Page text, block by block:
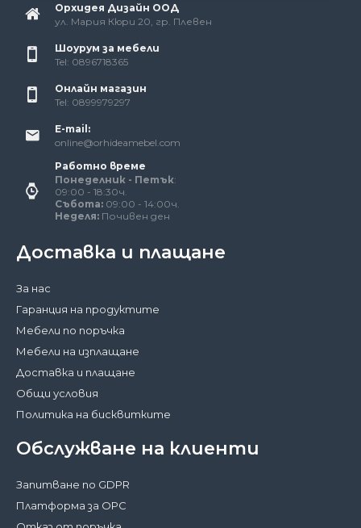
Орхидея Дизайн ООД
ул. Мария Кюри 20, гр. Плевен
Шоурум за мебели
Tel: 0896718365
Онлайн магазин
Tel: 0899979297
E-mail:
online@orhideamebel.com
Работно време
Понеделник - Петък:
09:00 - 18:30ч.
Събота: 09:00 - 14:00ч.
Неделя: Почивен ден
Доставка и плащане
За нас
Гаранция на продуктите
Мебели по поръчка
Мебели на изплащане
Доставка и плащане
Общи условия
Политика на бисквитките
Обслужване на клиенти
Запитване по GDPR
Платформа за ОРС